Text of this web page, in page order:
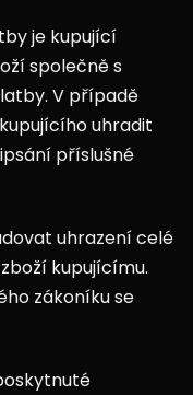
je kupující
společně s
V případě
uhradit
příslušné
uhrazení celé
kupujícímu.
zákoníku se